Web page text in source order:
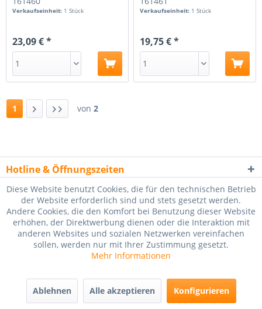
Verkaufseinheit: 1 Stück
23,09 € *
Verkaufseinheit: 1 Stück
19,75 € *
1 von 2
Hotline & Öffnungszeiten
Shopservice / Widerruf
Das Kleingedruckte
Zahlungsmethoden / Newsletter
* Alle Preise inkl. gesetzl. Mehrwertsteuer zzgl. Versandkosten.
Griff-Tabellen Register-Bezeichnung
Diese Website benutzt Cookies, die für den technischen Betrieb
der Website erforderlich sind und stets gesetzt werden.
Andere Cookies, die den Komfort bei Benutzung dieser Website
erhöhen, der Direktwerbung dienen oder die Interaktion mit
anderen Websites und sozialen Netzwerken vereinfachen
sollen, werden nur mit Ihrer Zustimmung gesetzt.
Mehr Informationen
Ablehnen Alle akzeptieren Konfigurieren